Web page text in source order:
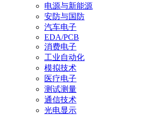
电源与新能源
安防与国防
汽车电子
EDA/PCB
消费电子
工业自动化
模拟技术
医疗电子
测试测量
通信技术
光电显示